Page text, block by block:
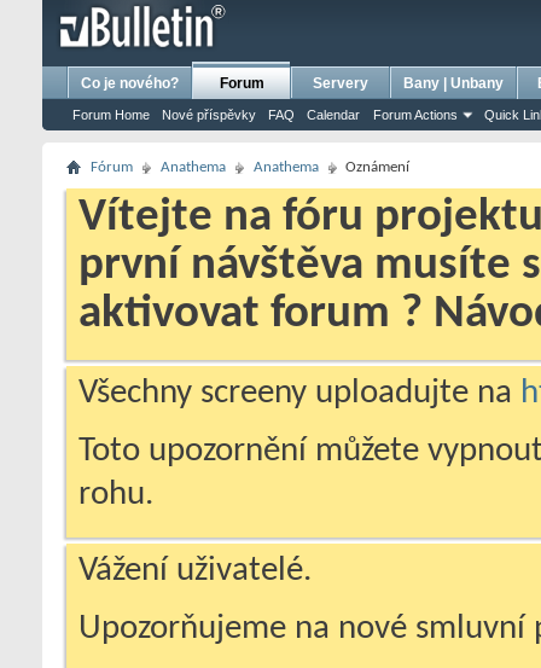
Co je nového? Forum
Forum Home Nové příspěvky FAQ Calendar Forum Actions Quick
Servery Bany | Unbany
Fórum Anathema Anathema Oznámení
Vítejte na fóru projektu
první návštěva musíte
aktivovat forum ?
Všechny screeny uploadujte na
Toto upozornění můžete
rohu.
Vážení uživatelé.
Upozorňujeme na nové smluvní